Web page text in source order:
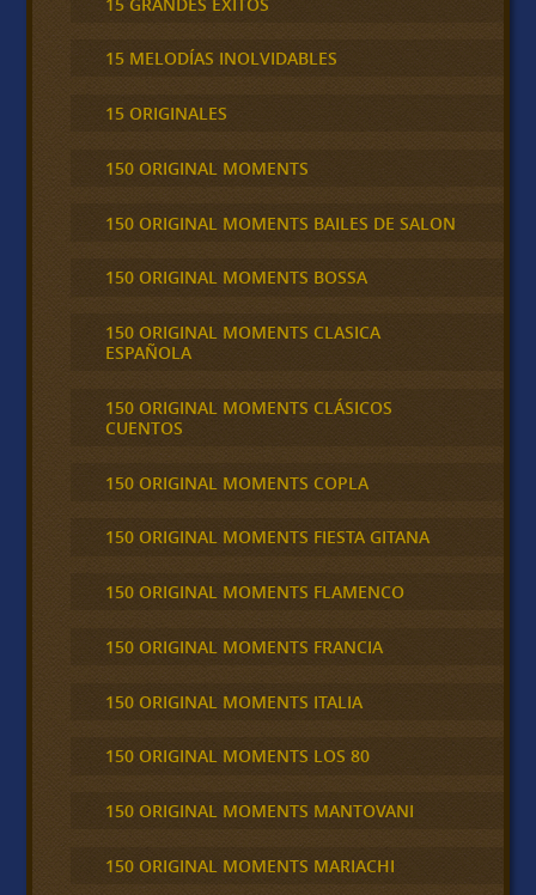
15 MELODÍAS INOLVIDABLES
15 ORIGINALES
150 ORIGINAL MOMENTS
150 ORIGINAL MOMENTS BAILES DE SALON
150 ORIGINAL MOMENTS BOSSA
150 ORIGINAL MOMENTS CLASICA
ESPAÑOLA
150 ORIGINAL MOMENTS CLÁSICOS
CUENTOS
150 ORIGINAL MOMENTS COPLA
150 ORIGINAL MOMENTS FIESTA GITANA
150 ORIGINAL MOMENTS FLAMENCO
150 ORIGINAL MOMENTS FRANCIA
150 ORIGINAL MOMENTS ITALIA
150 ORIGINAL MOMENTS LOS 80
150 ORIGINAL MOMENTS MANTOVANI
150 ORIGINAL MOMENTS MARIACHI